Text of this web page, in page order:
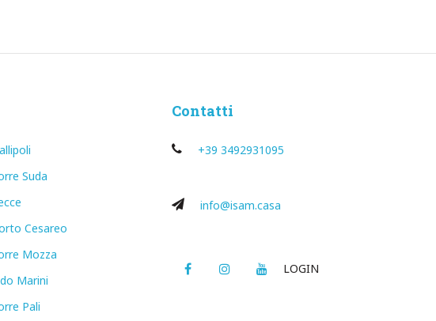
Suda
Cesareo
Mozza
Marini
Pali
Contatti
+39 3492931095
info@isam.casa
Facebook InstagramYoutube
LOGIN